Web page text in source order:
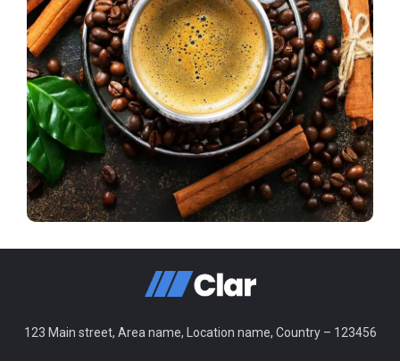
123 Main street, Area name, Location name, Country – 123456